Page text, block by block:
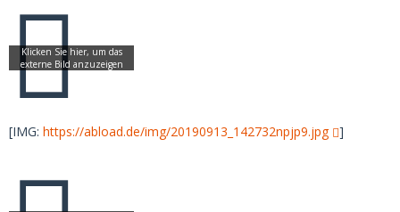
[IMG: https://abload.de/img/20190913_142732npjp9.jpg ]